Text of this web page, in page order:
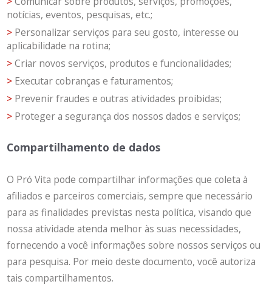
notícias, eventos, pesquisas, etc.;
Personalizar serviços para seu gosto, interesse ou
aplicabilidade na rotina;
Criar novos serviços, produtos e funcionalidades;
Executar cobranças e faturamentos;
Prevenir fraudes e outras atividades proibidas;
Proteger a segurança dos nossos dados e serviços;
Compartilhamento de dados
O Pró Vita pode compartilhar informações que coleta à
afiliados e parceiros comerciais, sempre que necessário
para as finalidades previstas nesta política, visando que
nossa atividade atenda melhor às suas necessidades,
fornecendo a você informações sobre nossos serviços ou
para pesquisa. Por meio deste documento, você autoriza
tais compartilhamentos.